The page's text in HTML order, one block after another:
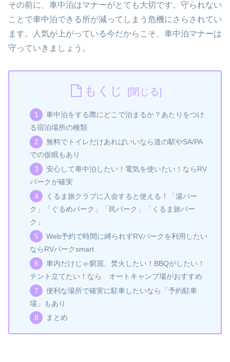
その前に、車中泊はマナーがとても大切です。守られない
ことで車中泊できる所が減ってしまう危機にさらされてい
ます。人気が上がっている今だからこそ、車中泊マナーは
守っていきましょう。
もくじ
車中泊をする際にどこで泊まるか？あたりをつけ
る宿泊場所の種類
無料でトイレだけあればいいなら道の駅やSA/PA
での仮眠もあり
安心して車中泊したい！電気を使いたい！ならRV
パークが確実
くるま旅クラブに入会すると使える！「湯パー
ク」「ぐるめパーク」「民パーク」「くるま旅パー
ク」
Web予約で時間に縛られずRVパークを利用したい
ならRVパークsmart
車内だけじゃ窮屈、焚火したい！BBQがしたい！
テント立てたい！なら オートキャンプ場がおすすめ
便利な場所で確実に駐車したいなら「予約駐車
場」もあり
まとめ